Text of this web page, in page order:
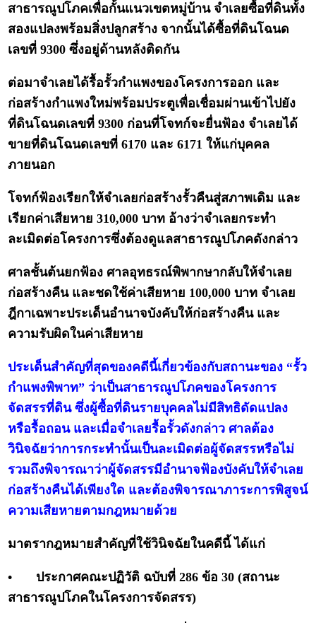
สาธารณูปโภคเพื่อกั้นแนวเขตหมู่บ้าน จำเลยซื้อที่ดินทั้ง
สองแปลงพร้อมสิ่งปลูกสร้าง จากนั้นได้ซื้อที่ดินโฉนด
เลขที่ 9300 ซึ่งอยู่ด้านหลังติดกัน
ต่อมาจำเลยได้รื้อรั้วกำแพงของโครงการออก และ
ก่อสร้างกำแพงใหม่พร้อมประตูเพื่อเชื่อมผ่านเข้าไปยัง
ที่ดินโฉนดเลขที่ 9300 ก่อนที่โจทก์จะยื่นฟ้อง จำเลยได้
ขายที่ดินโฉนดเลขที่ 6170 และ 6171 ให้แก่บุคคล
ภายนอก
โจทก์ฟ้องเรียกให้จำเลยก่อสร้างรั้วคืนสู่สภาพเดิม และ
เรียกค่าเสียหาย 310,000 บาท อ้างว่าจำเลยกระทำ
ละเมิดต่อโครงการซึ่งต้องดูแลสาธารณูปโภคดังกล่าว
ศาลชั้นต้นยกฟ้อง ศาลอุทธรณ์พิพากษากลับให้จำเลย
ก่อสร้างคืน และชดใช้ค่าเสียหาย 100,000 บาท จำเลย
ฎีกาเฉพาะประเด็นอำนาจบังคับให้ก่อสร้างคืน และ
ความรับผิดในค่าเสียหาย
ประเด็นสำคัญที่สุดของคดีนี้เกี่ยวข้องกับสถานะของ “รั้ว
กำแพงพิพาท” ว่าเป็นสาธารณูปโภคของโครงการ
จัดสรรที่ดิน ซึ่งผู้ซื้อที่ดินรายบุคคลไม่มีสิทธิดัดแปลง
หรือรื้อถอน และเมื่อจำเลยรื้อรั้วดังกล่าว ศาลต้อง
วินิจฉัยว่าการกระทำนั้นเป็นละเมิดต่อผู้จัดสรรหรือไม่
รวมถึงพิจารณาว่าผู้จัดสรรมีอำนาจฟ้องบังคับให้จำเลย
ก่อสร้างคืนได้เพียงใด และต้องพิจารณาภาระการพิสูจน์
ความเสียหายตามกฎหมายด้วย
มาตรากฎหมายสำคัญที่ใช้วินิจฉัยในคดีนี้ ได้แก่
•
ประกาศคณะปฏิวัติ ฉบับที่ 286 ข้อ 30 (สถานะ
สาธารณูปโภคในโครงการจัดสรร)